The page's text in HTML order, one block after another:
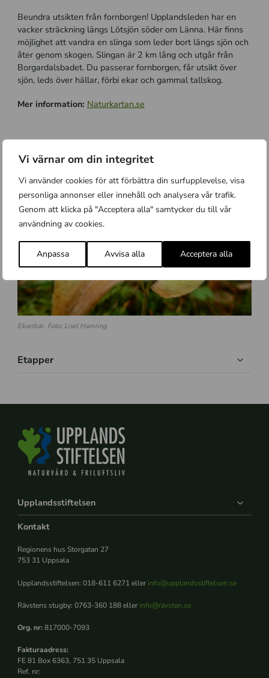
Vi värnar om din integritet
Vi använder cookies för att förbättra din surfupplevelse, visa
personliga annonser eller innehåll och analysera vår trafik.
Genom att klicka på "Acceptera alla" samtycker du till vår
användning av cookies.
Anpassa Avvisa alla Acceptera alla
Beundra utsikten från fornborgen! Upplandsleden har en
vacker sträckning längs Lötsjön söder om Länna. Här finns
möjlighet att vandra en slinga som leder bort längs sjön och
åter genom skogen. Slingan är 2 km lång och utgår från
Borgardalsbadet. Du passerar fornborgen, får utsikt över
sjön, leds över hällar, förbi ekar och gammal tallskog.
Mer information: Naturkartan.se
Ekorrbär. Foto: Lisel Hamring
Etapper
Upplandsstiftelsen
Kontakt
Regionens hus Storgatan 27
753 31 Uppsala
Upplandsstiftelsen: 018-611 6271 eller info@upplandsstiftelsen.se
Rävstens stugby: 0763-360 188 eller info@ravsten.se
Org. nr:817000-7093
Fakturaadress:
FE 81 Box 6363, 751 35 Uppsala
Ref. nr: